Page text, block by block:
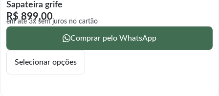
Sapateira grife
R$ 899,00
em até 3x sem juros no cartão
Comprar pelo WhatsApp
Selecionar opções